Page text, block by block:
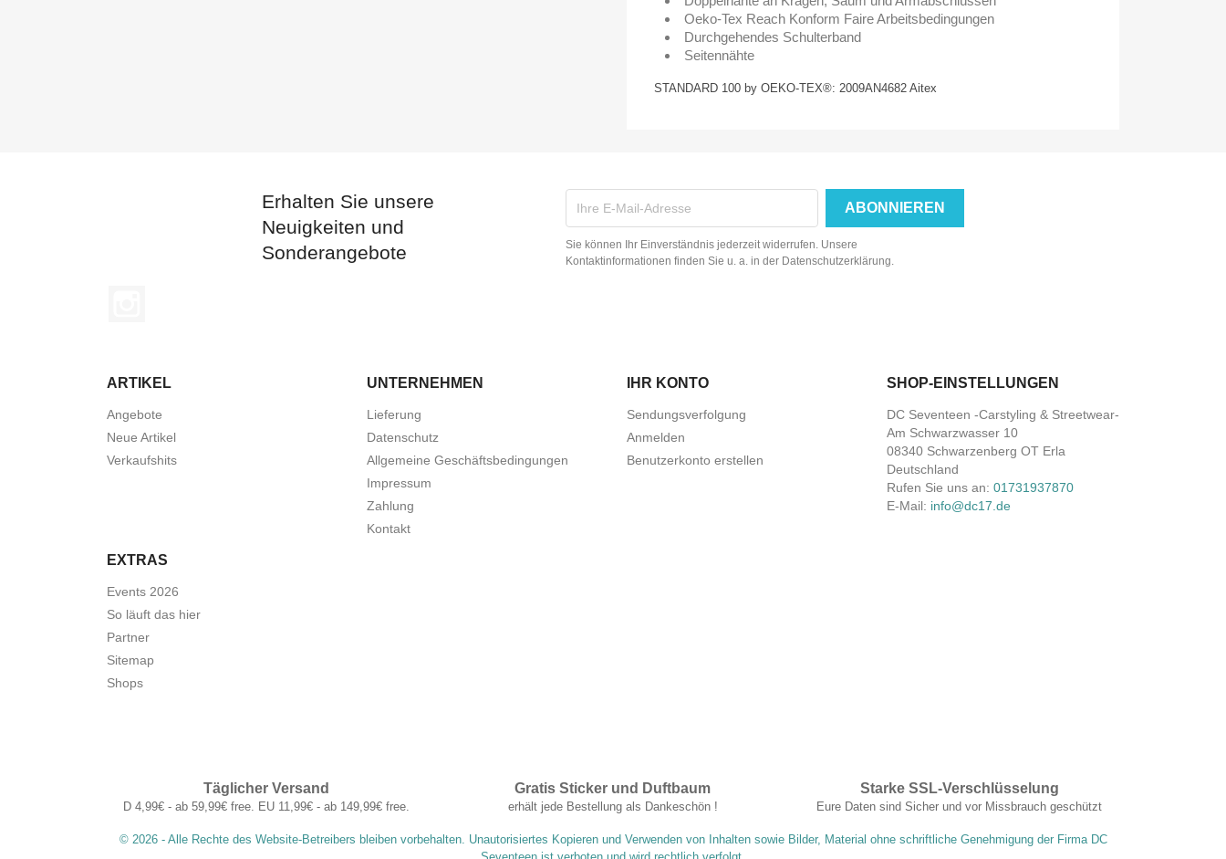
Oeko-Tex Reach Konform Faire Arbeitsbedingungen
Durchgehendes Schulterband
Seitennähte
STANDARD 100 by OEKO-TEX®: 2009AN4682 Aitex
Erhalten Sie unsere
Neuigkeiten und
Sonderangebote
Sie können Ihr Einverständnis jederzeit widerrufen. Unsere
Kontaktinformationen finden Sie u. a. in der Datenschutzerklärung.
ARTIKEL
Angebote
Neue Artikel
Verkaufshits
UNTERNEHMEN
Lieferung
Datenschutz
Allgemeine Geschäftsbedingungen
Impressum
Zahlung
Kontakt
EXTRAS
Events 2026
So läuft das hier
Partner
Sitemap
Shops
IHR KONTO
Sendungsverfolgung
Anmelden
Benutzerkonto erstellen
SHOP-EINSTELLUNGEN
DC Seventeen -Carstyling & Streetwear-
Am Schwarzwasser 10
08340 Schwarzenberg OT Erla
Deutschland
Rufen Sie uns an: 01731937870
E-Mail: info@dc17.de
Täglicher Versand
D 4,99€ - ab 59,99€ free. EU 11,99€ - ab 149,99€ free.
Gratis Sticker und Duftbaum
erhält jede Bestellung als Dankeschön !
Starke SSL-Verschlüsselung
Eure Daten sind Sicher und vor Missbrauch geschützt
© 2026 - Alle Rechte des Website-Betreibers bleiben vorbehalten. Unautorisiertes Kopieren und Verwenden von Inhalten sowie Bilder, Material ohne schriftliche Genehmigung der Firma DC